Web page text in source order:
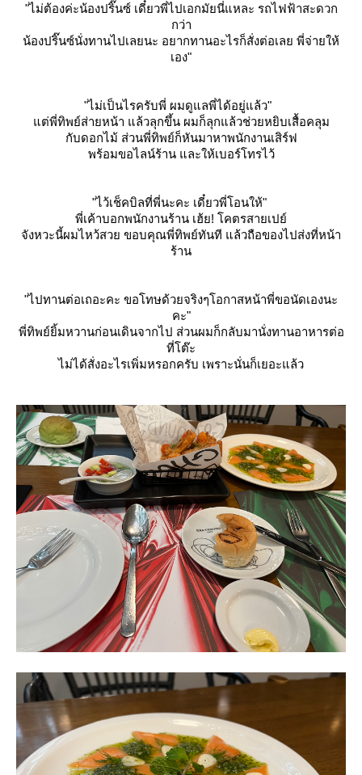
"ไม่ต้องค่ะน้องปริ๊นซ์ เดี๋ยวพี่ไปเอกมัยนี่แหละ รถไฟฟ้าสะดวก
กว่า
น้องปริ๊นซ์นั่งทานไปเลยนะ อยากทานอะไรก็สั่งต่อเลย พี่จ่ายให้
เอง"
"ไม่เป็นไรครับพี่ ผมดูแลพี่ได้อยู่แล้ว"
ต่พี่ทิพย์ส่ายหน้า แล้วลุกขึ้น ผมก็ลุกแล้วช่วยหยิบเสื้อคลุม
กับดอกไม้ ส่วนพี่ทิพย์ก็หันมาหาพนักงานเสิร์ฟ
พร้อมขอไลน์ร้าน และให้เบอร์โทรไว้
"ไว้เช็คบิลที่พี่นะคะ เดี๋ยวพี่โอนให้"
พี่เค้าบอกพนักงานร้าน เฮ้ย! โคตรสายเปย์
จังหวะนี้ผมไหว้สวย ขอบคุณพี่ทิพย์ทันที แล้วถือของไปส่งที่หน้า
ร้าน
"ไปทานต่อเถอะคะ ขอโทษด้วยจริงๆโอกาสหน้าพี่ขอนัดเองนะ
คะ"
พี่ทิพย์ยิ้มหวานก่อนเดินจากไป ส่วนผมก็กลับมานั่งทานอาหารต่อ
ที่โต๊ะ
ไม่ได้สั่งอะไรเพิ่มหรอกครับ เพราะนั่นก็เยอะแล้ว